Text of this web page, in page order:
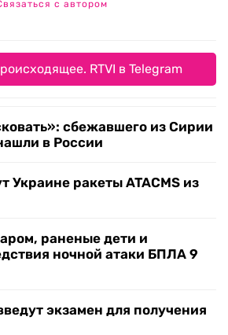
с автором
RTVI в Telegram
сбежавшего из Сирии
в России
Украине ракеты ATACMS из
раненые дети и
ночной атаки БПЛА 9
экзамен для получения